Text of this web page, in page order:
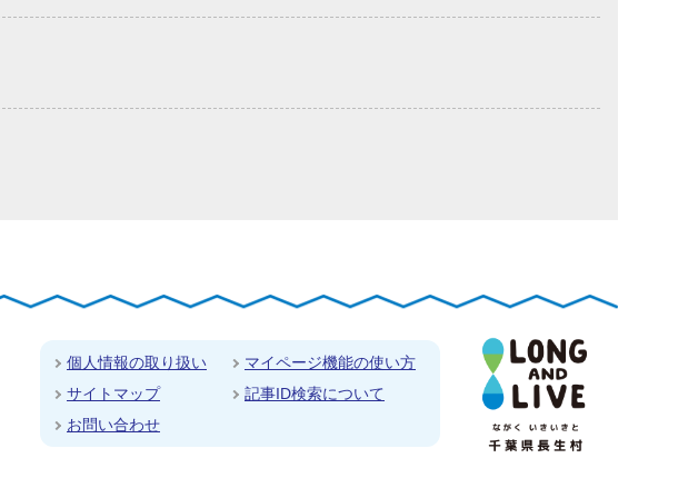
個人情報の取り扱い
サイトマップ
お問い合わせ
マイページ機能の使い方
記事ID検索について